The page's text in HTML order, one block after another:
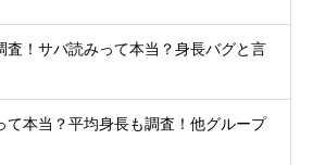
査！サバ読みって本当？身長バグと言
て本当？平均身長も調査！他グループ